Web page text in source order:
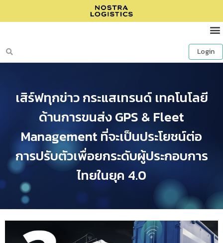
Login
เสิร์ฟทุกข่าว กระแสเทรนด์ เทคโนโลยี
ด้านการขนส่ง GPS & Fleet
Management ที่จะเป็นประโยชน์ต่อ
การปรับตัวเพื่อยกระดับผู้ประกอบการ
ไทยในยุค 4.0